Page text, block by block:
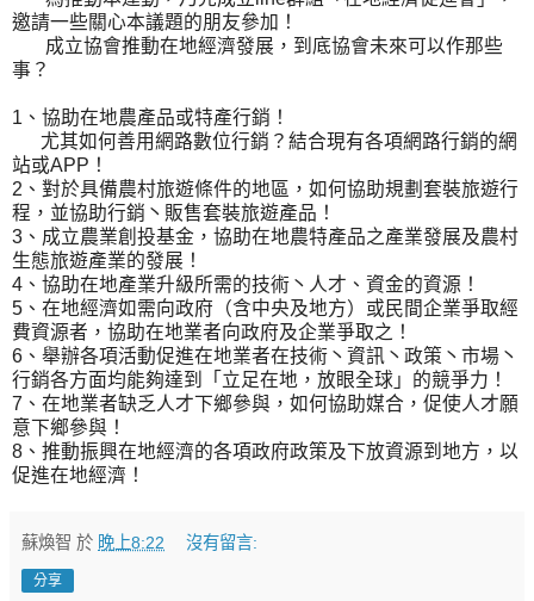
邀請一些關心本議題的朋友參加！
成立協會推動在地經濟發展，到底協會未來可以作那些
事？
1、協助在地農產品或特產行銷！
尤其如何善用網路數位行銷？結合現有各項網路行銷的網
站或APP！
2、對於具備農村旅遊條件的地區，如何協助規劃套裝旅遊行
程，並協助行銷丶販售套裝旅遊產品！
3、成立農業創投基金，協助在地農特產品之產業發展及農村
生態旅遊產業的發展！
4、協助在地產業升級所需的技術丶人才、資金的資源！
5、在地經濟如需向政府（含中央及地方）或民間企業爭取經
費資源者，協助在地業者向政府及企業爭取之！
6、舉辦各項活動促進在地業者在技術丶資訊丶政策丶市場丶
行銷各方面均能夠達到「立足在地，放眼全球」的競爭力！
7、在地業者缺乏人才下鄉參與，如何協助媒合，促使人才願
意下鄉參與！
8、推動振興在地經濟的各項政府政策及下放資源到地方，以
促進在地經濟！
蘇煥智 於 晚上8:22 沒有留言:
分享